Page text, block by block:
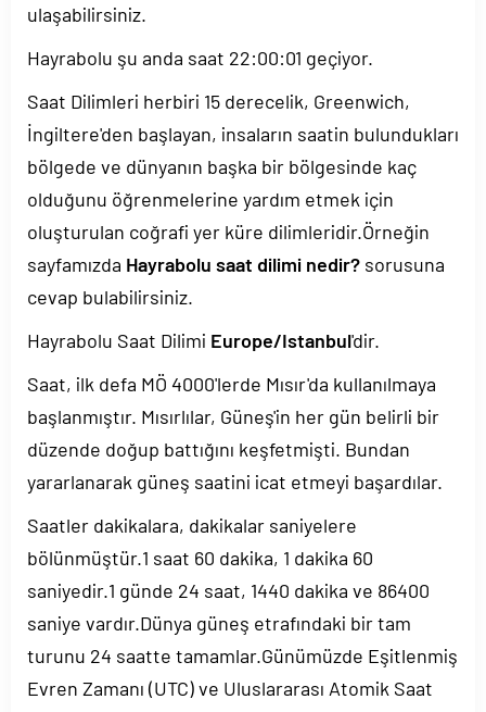
ulaşabilirsiniz.
Hayrabolu şu anda saat 22:00:01 geçiyor.
Saat Dilimleri herbiri 15 derecelik, Greenwich,
İngiltere'den başlayan, insaların saatin bulundukları
bölgede ve dünyanın başka bir bölgesinde kaç
olduğunu öğrenmelerine yardım etmek için
oluşturulan coğrafi yer küre dilimleridir.Örneğin
sayfamızda Hayrabolu saat dilimi nedir? sorusuna
cevap bulabilirsiniz.
Hayrabolu Saat Dilimi Europe/Istanbul'dir.
Saat, ilk defa MÖ 4000'lerde Mısır'da kullanılmaya
başlanmıştır. Mısırlılar, Güneş'in her gün belirli bir
düzende doğup battığını keşfetmişti. Bundan
yararlanarak güneş saatini icat etmeyi başardılar.
Saatler dakikalara, dakikalar saniyelere
bölünmüştür.1 saat 60 dakika, 1 dakika 60
saniyedir.1 günde 24 saat, 1440 dakika ve 86400
saniye vardır.Dünya güneş etrafındaki bir tam
turunu 24 saatte tamamlar.Günümüzde Eşitlenmiş
Evren Zamanı (UTC) ve Uluslararası Atomik Saat